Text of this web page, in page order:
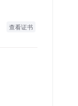
查看证书